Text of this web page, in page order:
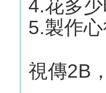
4.花多
5.製作
視傳2B